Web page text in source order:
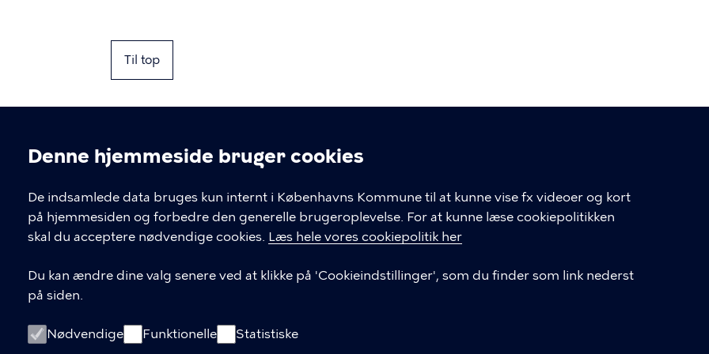
Cookieindstillinger
Denne hjemmeside bruger cookies
De indsamlede data bruges kun internt i Københavns Kommune til at kunne vise fx videoer og kort
på hjemmesiden og forbedre den generelle brugeroplevelse. For at kunne læse cookiepolitikken
skal du acceptere nødvendige cookies. Læs hele vores cookiepolitik her
Du kan ændre dine valg senere ved at klikke på 'Cookieindstillinger', som du finder som link nederst
på siden.
Nødvendige Funktionelle Statistiske
Til top
Kontakt Københavns Kommune
T
33 66 33 66
CVR-nummer64942212
GENVEJE
Hvis du vil klage